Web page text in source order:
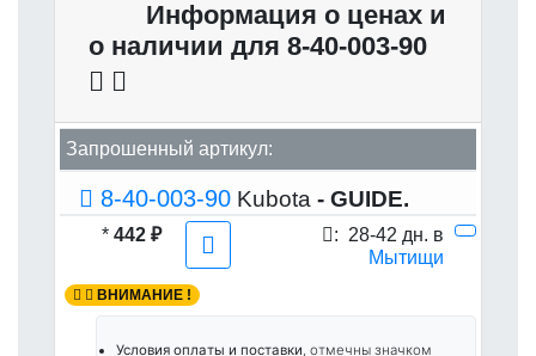
Информация о ценах и
о наличии для 8-40-003-90
Запрошенный артикул:
8-40-003-90 Kubota - GUIDE.
* 442 ₽ : 28-42 дн. в
Мытищи
ВНИМАНИЕ !
Условия оплаты и поставки, отмечны значком